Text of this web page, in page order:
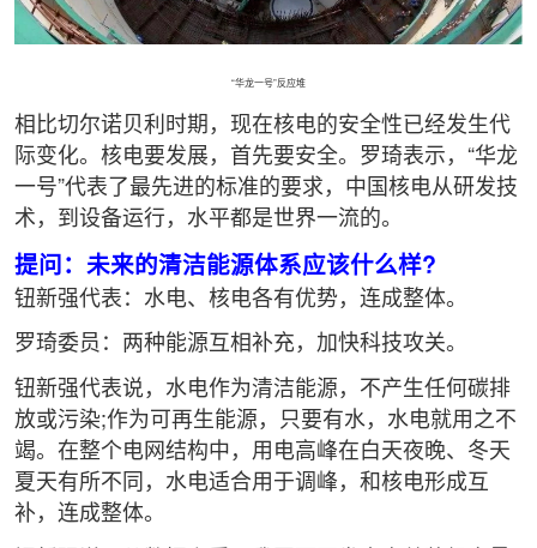
“华龙一号”反应堆
相比切尔诺贝利时期，现在核电的安全性已经发生代
际变化。核电要发展，首先要安全。罗琦表示，“华龙
一号”代表了最先进的标准的要求，中国核电从研发技
术，到设备运行，水平都是世界一流的。
提问：未来的清洁能源体系应该什么样?
钮新强代表：水电、核电各有优势，连成整体。
罗琦委员：两种能源互相补充，加快科技攻关。
钮新强代表说，水电作为清洁能源，不产生任何碳排
放或污染;作为可再生能源，只要有水，水电就用之不
竭。在整个电网结构中，用电高峰在白天夜晚、冬天
夏天有所不同，水电适合用于调峰，和核电形成互
补，连成整体。